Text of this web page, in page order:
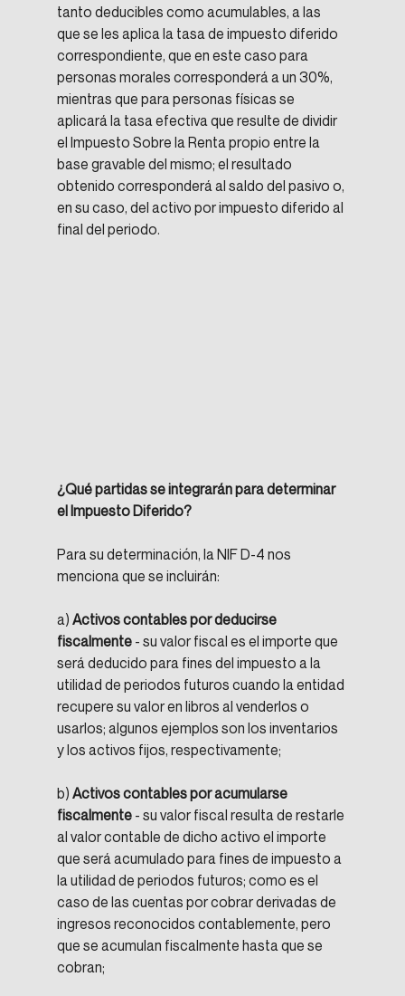
tanto deducibles como acumulables, a las
que se les aplica la tasa de impuesto diferido
correspondiente, que en este caso para
personas morales corresponderá a un 30%,
mientras que para personas físicas se
aplicará la tasa efectiva que resulte de dividir
el Impuesto Sobre la Renta propio entre la
base gravable del mismo; el resultado
obtenido corresponderá al saldo del pasivo o,
en su caso, del activo por impuesto diferido al
final del periodo.
¿Qué partidas se integrarán para determinar
el Impuesto Diferido?
Para su determinación, la NIF D-4 nos
menciona que se incluirán:
a) Activos contables por deducirse
fiscalmente - su valor fiscal es el importe que
será deducido para fines del impuesto a la
utilidad de periodos futuros cuando la entidad
recupere su valor en libros al venderlos o
usarlos; algunos ejemplos son los inventarios
y los activos fijos, respectivamente;
b) Activos contables por acumularse
fiscalmente - su valor fiscal resulta de restarle
al valor contable de dicho activo el importe
que será acumulado para fines de impuesto a
la utilidad de periodos futuros; como es el
caso de las cuentas por cobrar derivadas de
ingresos reconocidos contablemente, pero
que se acumulan fiscalmente hasta que se
cobran;